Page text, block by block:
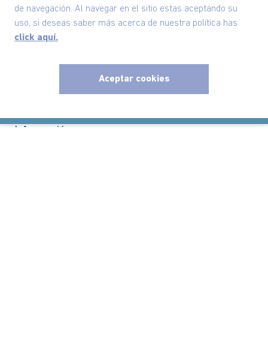
de navegación. Al navegar en el sitio estas aceptando su
uso, si deseas saber más acerca de nuestra política has
click aquí.
Aceptar cookies
Nuestra Marca
Información